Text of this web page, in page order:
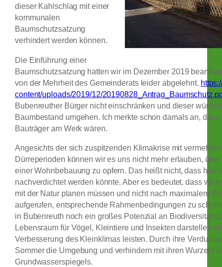
dieser Kahlschlag mit einer
kommunalen
Baumschutzsatzung
verhindert werden können.
Die Einführung einer
Baumschutzsatzung hatten wir im Dezember 2019
von der Mehrheit des Gemeinderats leider abgelehnt.
content/uploads/2019/12/
Bubenreuther Bürger nicht einschränken und dieser würde
Baumbestand umgehen. Ich merkte schon damals an,
Bauträger am Werk wären.
Angesichts der sich zuspitzenden Klimakrise mit
Dürreperioden können wir es uns nicht mehr erlauben,
einer Wohnbebauung zu opfern. Das heißt nicht, dass hier
nachverdichtet werden könnte. Aber es bedeutet, dass wir
mit der Natur planen müssen und nicht nach maximalem
aufgerufen, entsprechendeRahmenbedingungen zu
in Bubenreuth noch ein großes Potenzial an Biodiversität
Lebensraum für Vögel, Kleintiere und Insektendarstellen
Verbesserung des Kleinklimas leisten. Durch ihre
Sommer die Umgebung und verhindern mit ihren Wurzeln
Grundwasserspiegels.